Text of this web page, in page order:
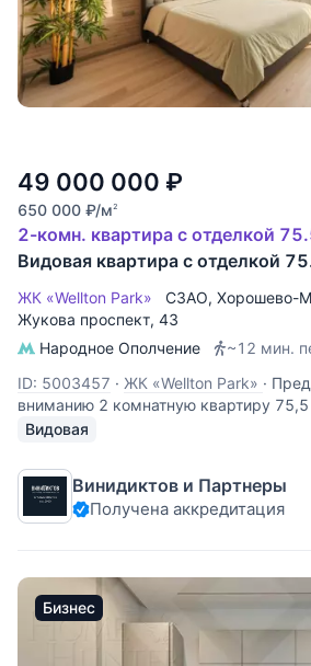
49 000 000 ₽
650 000 ₽/м2
2-комн. квартира с отделкой
Видовая квартира с отделкой
ЖК «Wellton Park» СЗАО, Хорошево-
Жукова проспект, 43
Народное Ополчение
~12 мин.
ID: 5003457 · ЖК «Wellton Park» ·
вниманию 2 комнатную квартиру
park (Веллтон парк)» ПРЕИМУЩЕСТВА:
виды. О КВАРТИРЕ: Качественные и
материалы. Высота
Видовая
Винидиктов и Партнеры
Получена аккредитация
Бизнес